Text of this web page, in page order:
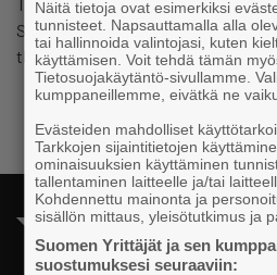
Suomen Yrittäjät. It brings
the creative sector…
Näitä tietoja ovat esimerkiksi
tunnisteet. Napsauttamalla alla
tai hallinnoida valintojasi, kuten
käyttämisen. Voit tehdä tämän
Tietosuojakäytäntö-sivullamme.
kumppaneillemme, eivätkä ne
Evästeiden mahdolliset
Tarkkojen sijaintitietojen
ominaisuuksien käyttäminen
tallentaminen laitteelle ja/tai
Kohdennettu mainonta ja
sisällön mittaus, yleisötutkimus ja
Suomen Yrittäjät ja sen
suostumuksesi seuraaviin: